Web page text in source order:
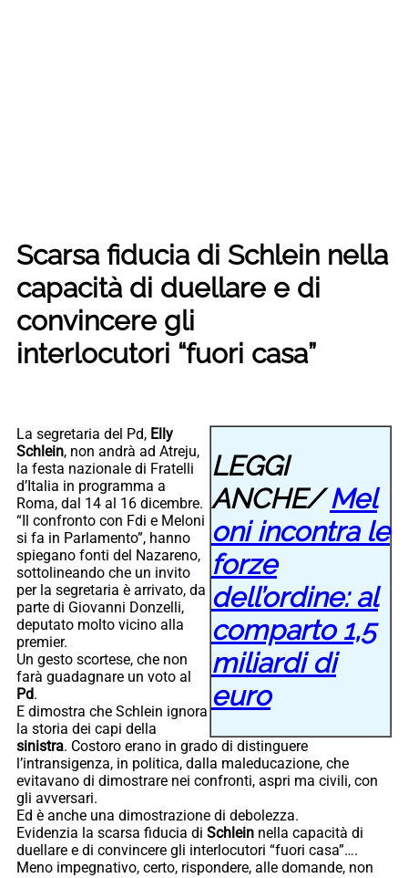
Scarsa fiducia di Schlein nella
capacità di duellare e di
convincere gli
interlocutori “fuori casa”
LEGGI
ANCHE/Mel
oni incontra le
forze
dell’ordine: al
comparto 1,5
miliardi di
euro
La segretaria del Pd, Elly
Schlein, non andrà ad Atreju,
la festa nazionale di Fratelli
d’Italia in programma a
Roma, dal 14 al 16 dicembre.
“Il confronto con Fdi e Meloni
si fa in Parlamento”, hanno
spiegano fonti del Nazareno,
sottolineando che un invito
per la segretaria è arrivato, da
parte di Giovanni Donzelli,
deputato molto vicino alla
premier.
Un gesto scortese, che non
farà guadagnare un voto al
Pd.
E dimostra che Schlein ignora
la storia dei capi della
sinistra. Costoro erano in grado di distinguere
l’intransigenza, in politica, dalla maleducazione, che
evitavano di dimostrare nei confronti, aspri ma civili, con
gli avversari.
Ed è anche una dimostrazione di debolezza.
Evidenzia la scarsa fiducia di Schlein nella capacità di
duellare e di convincere gli interlocutori “fuori casa”….
Meno impegnativo, certo, rispondere, alle domande, non